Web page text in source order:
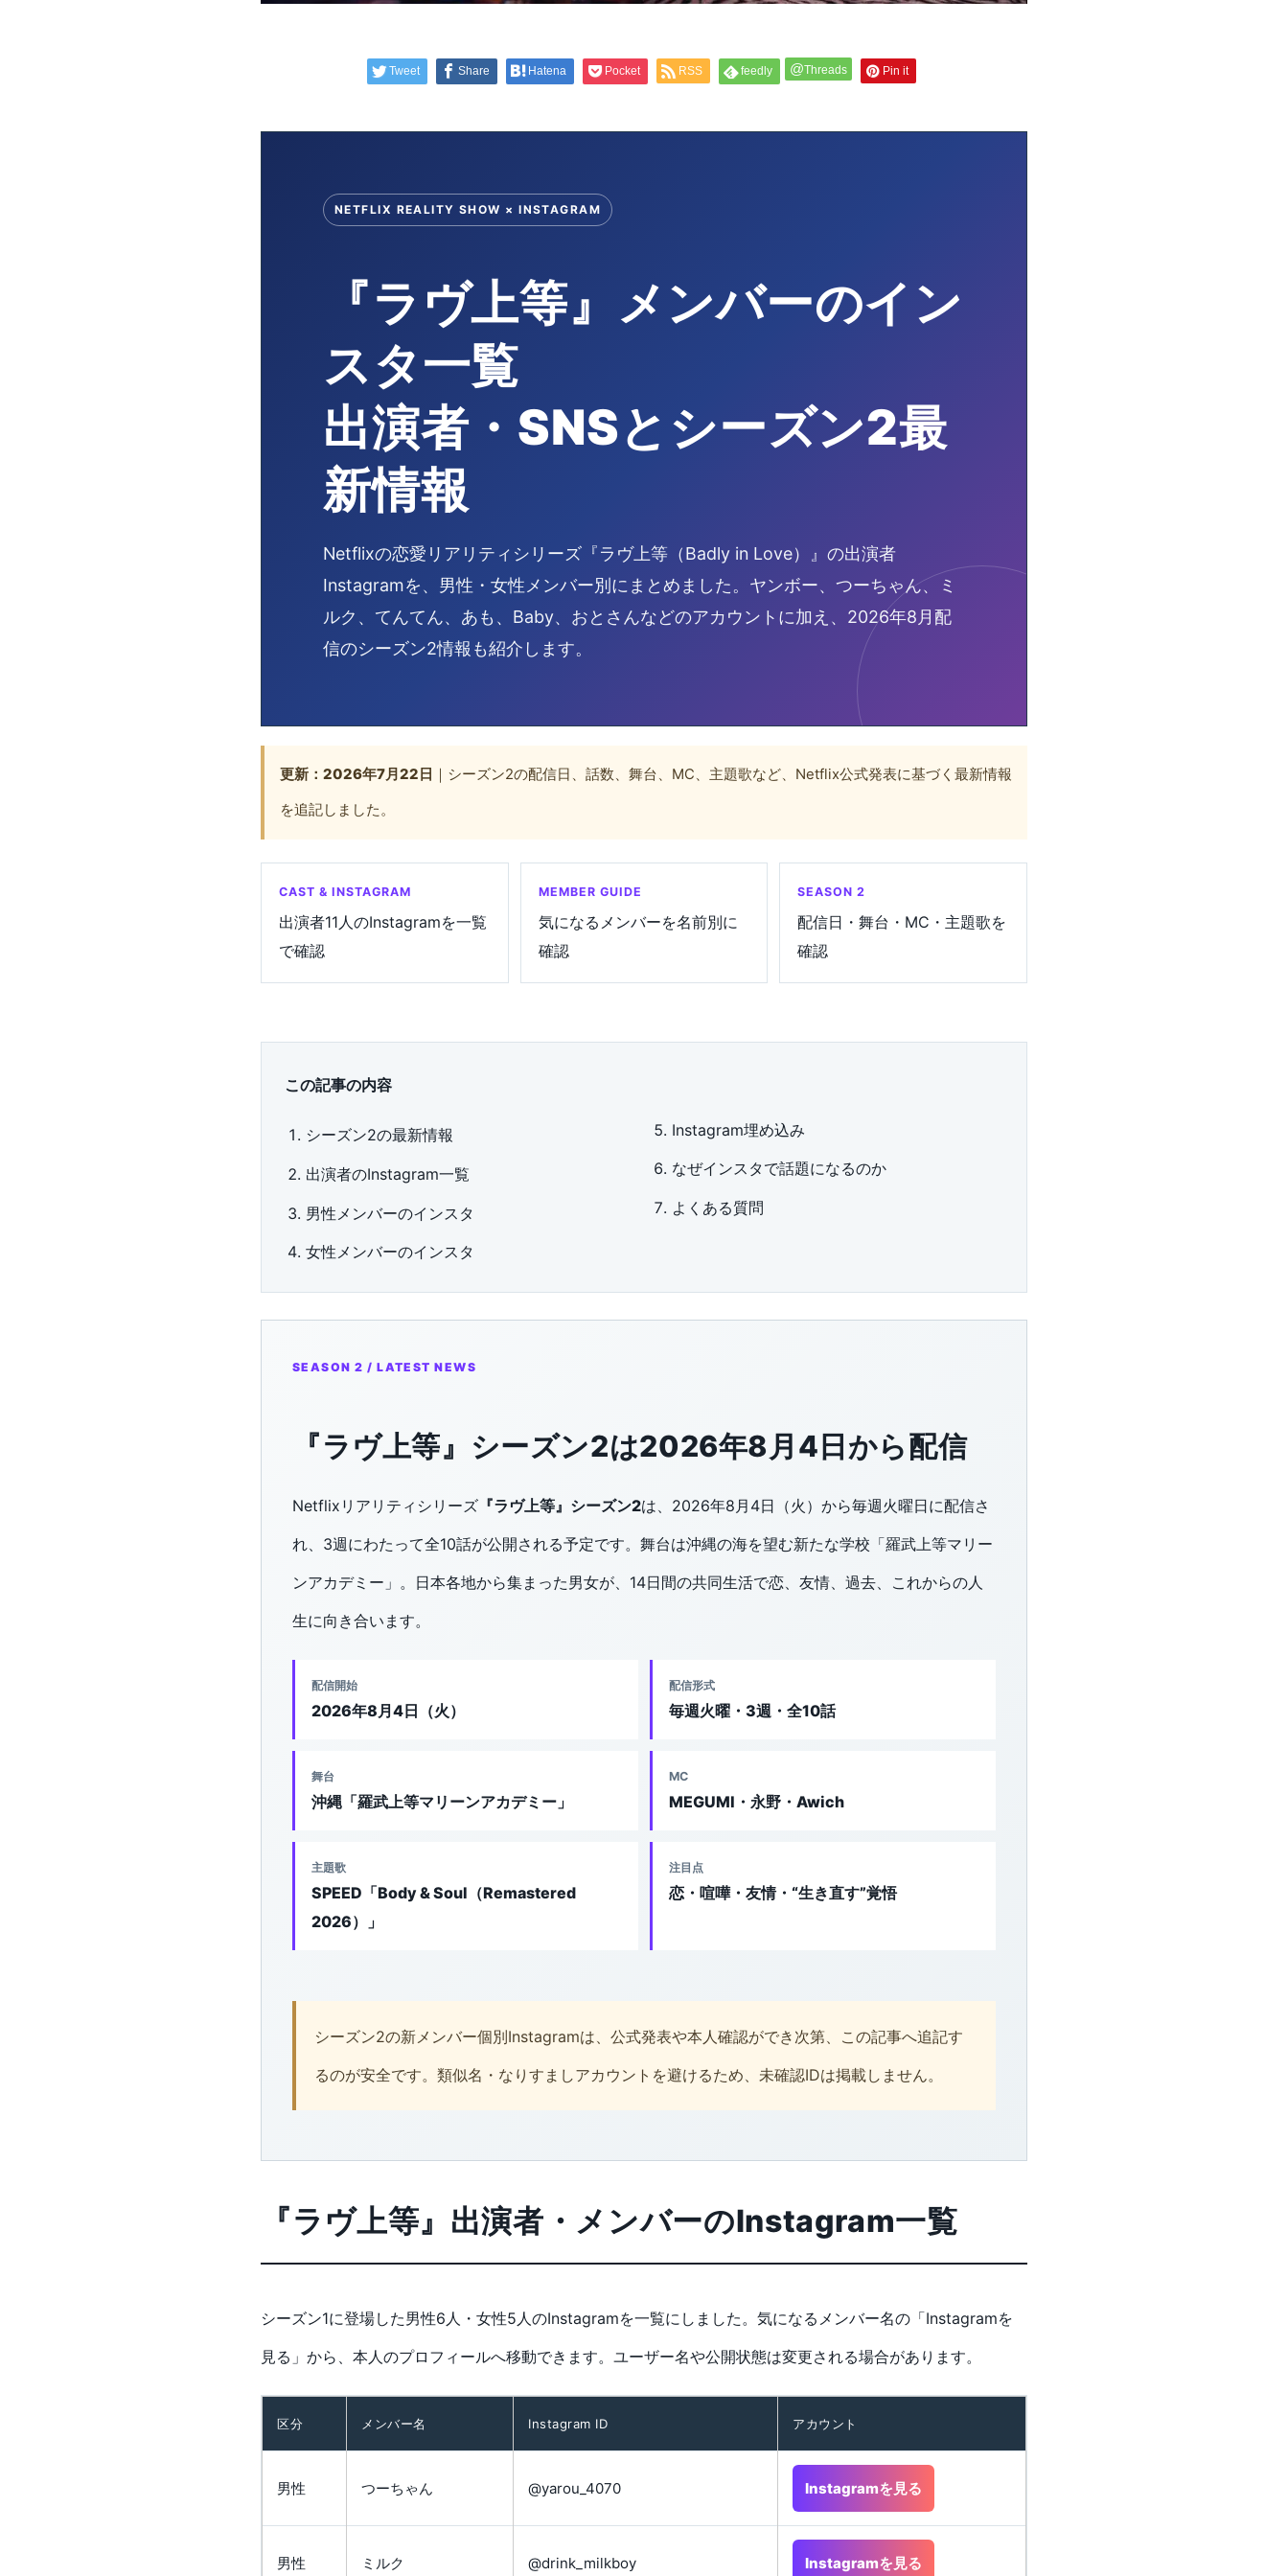
Tweet Share Hatena Pocket RSS feedly @Threads Pin it
NETFLIX REALITY SHOW × INSTAGRAM
『ラヴ上等』メンバーのイン
スタ一覧
出演者・SNSとシーズン2最
新情報
Netflixの恋愛リアリティシリーズ『ラヴ上等（Badly in Love）』の出演者
Instagramを、男性・女性メンバー別にまとめました。ヤンボー、つーちゃん、ミ
ルク、てんてん、あも、Baby、おとさんなどのアカウントに加え、2026年8月配
信のシーズン2情報も紹介します。
更新：2026年7月22日 ｜シーズン2の配信日、話数、舞台、MC、主題歌など、Netflix公式発表に基づく最新情報
を追記しました。
CAST & INSTAGRAM
出演者11人のInstagramを一覧
で確認
MEMBER GUIDE
気になるメンバーを名前別に
確認
SEASON 2
配信日・舞台・MC・主題歌を
確認
この記事の内容
シーズン2の最新情報
出演者のInstagram一覧
男性メンバーのインスタ
女性メンバーのインスタ
Instagram埋め込み
なぜインスタで話題になるのか
よくある質問
SEASON 2 / LATEST NEWS
『ラヴ上等』シーズン2は2026年8月4日から配信
Netflixリアリティシリーズ 『ラヴ上等』シーズン2は、2026年8月4日（火）から毎週火曜日に配信さ
れ、3週にわたって全10話が公開される予定です。舞台は沖縄の海を望む新たな学校「羅武上等マリー
ンアカデミー」。日本各地から集まった男女が、14日間の共同生活で恋、友情、過去、これからの人
生に向き合います。
配信開始
2026年8月4日（火）
配信形式
毎週火曜・3週・全10話
舞台
沖縄「羅武上等マリーンアカデミー」
MC
MEGUMI・永野・Awich
主題歌
SPEED「Body & Soul（Remastered
2026）」
注目点
恋・喧嘩・友情・“生き直す”覚悟
シーズン2の新メンバー個別Instagramは、公式発表や本人確認ができ次第、この記事へ追記す
るのが安全です。類似名・なりすましアカウントを避けるため、未確認IDは掲載しません。
『ラヴ上等』出演者・メンバーのInstagram一覧
シーズン1に登場した男性6人・女性5人のInstagramを一覧にしました。気になるメンバー名の「Instagramを
見る」から、本人のプロフィールへ移動できます。ユーザー名や公開状態は変更される場合があります。
区分 メンバー名 Instagram ID アカウント
男性 つーちゃん @yarou_4070 Instagramを見る
男性 ミルク @drink_milkboy Instagramを見る